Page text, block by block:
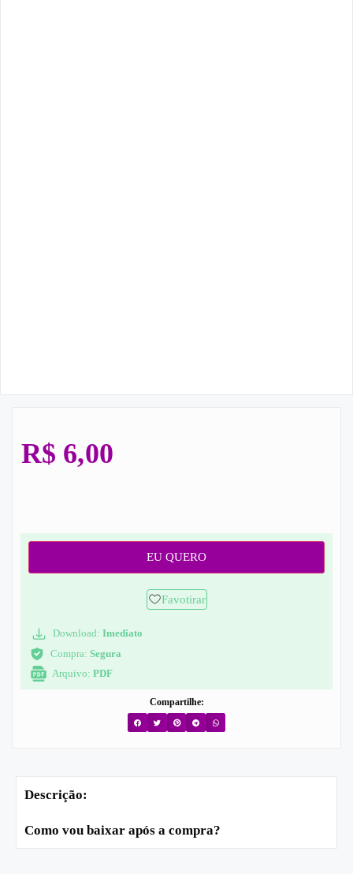
R$ 6,00
EU QUERO
Favotirar
Download: Imediato
Compra: Segura
Arquivo: PDF
Compartilhe:
Descrição:
Como vou baixar após a compra?